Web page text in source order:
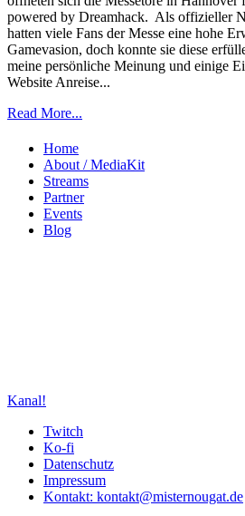
powered by Dreamhack. Als offizieller
hatten viele Fans der Messe eine hohe
Gamevasion, doch konnte sie diese
meine persönliche Meinung und einige
Website Anreise...
Read More...
Home
About / MediaKit
Streams
Partner
Events
Blog
Kanal!
Twitch
Ko-fi
Datenschutz
Impressum
Kontakt: kontakt@misternougat.de